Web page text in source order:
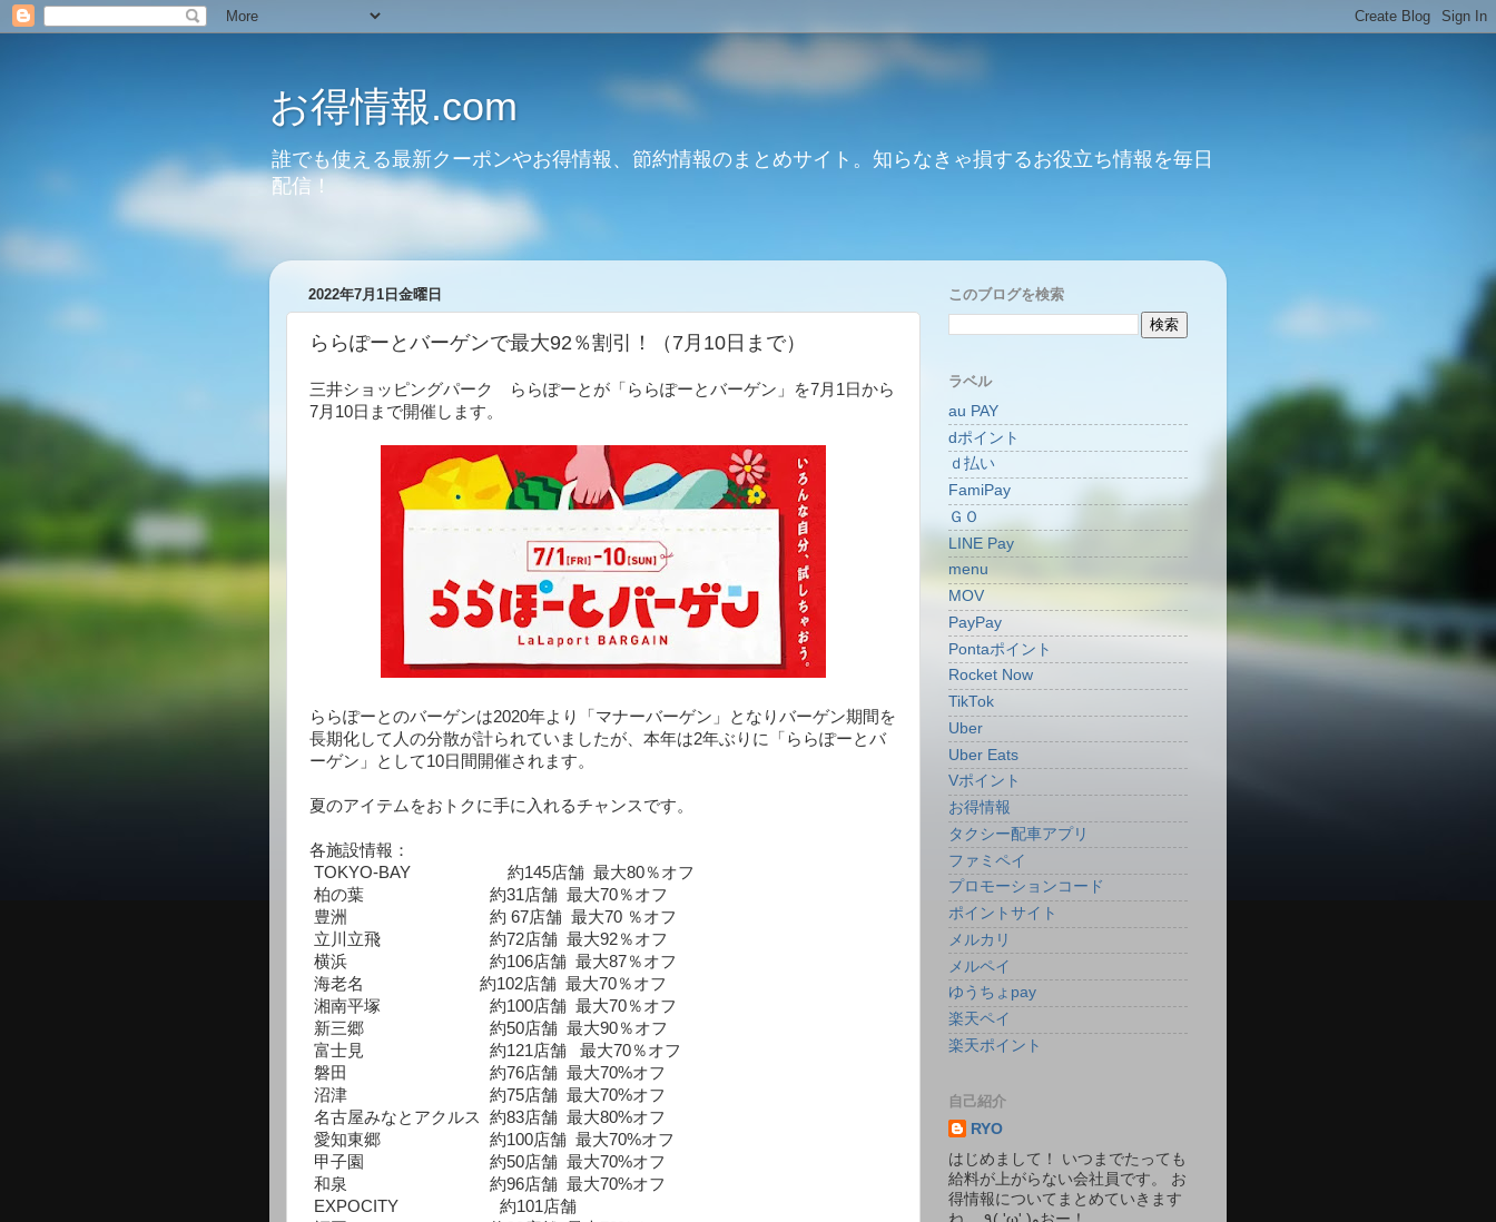
お得情報.com
誰でも使える最新クーポンやお得情報、節約情報のまとめサイト。知らなきゃ損するお役立ち情報を毎日
配信！
2022年7月1日金曜日
ららぽーとバーゲンで最大92％割引！（7月10日まで）
三井ショッピングパーク ららぽーとが「ららぽーとバーゲン」を7月1日から
7月10日まで開催します。
ららぽーとのバーゲンは2020年より「マナーバーゲン」となりバーゲン期間を
長期化して人の分散が計られていましたが、本年は2年ぶりに「ららぽーとバ
ーゲン」として10日間開催されます。
夏のアイテムをおトクに手に入れるチャンスです。
各施設情報：
TOKYO-BAY 約145店舗 最大80％オフ
柏の葉 約31店舗 最大70％オフ
豊洲 約 67店舗 最大70 ％オフ
立川立飛 約72店舗 最大92％オフ
横浜 約106店舗 最大87％オフ
海老名 約102店舗 最大70％オフ
湘南平塚 約100店舗 最大70％オフ
新三郷 約50店舗 最大90％オフ
富士見 約121店舗 最大70％オフ
磐田 約76店舗 最大70%オフ
沼津 約75店舗 最大70%オフ
名古屋みなとアクルス 約83店舗 最大80%オフ
愛知東郷 約100店舗 最大70%オフ
甲子園 約50店舗 最大70%オフ
和泉 約96店舗 最大70%オフ
EXPOCITY 約101店舗
このブログを検索
ラベル
au PAY
dポイント
ｄ払い
FamiPay
ＧＯ
LINE Pay
menu
MOV
PayPay
Pontaポイント
Rocket Now
TikTok
Uber
Uber Eats
Vポイント
お得情報
タクシー配車アプリ
ファミペイ
プロモーションコード
ポイントサイト
メルカリ
メルペイ
ゆうちょpay
楽天ペイ
楽天ポイント
自己紹介
RYO
はじめまして！ いつまでたっても
給料が上がらない会社員です。 お
得情報についてまとめていきます
ね。 ٩( 'ω' )وおー！